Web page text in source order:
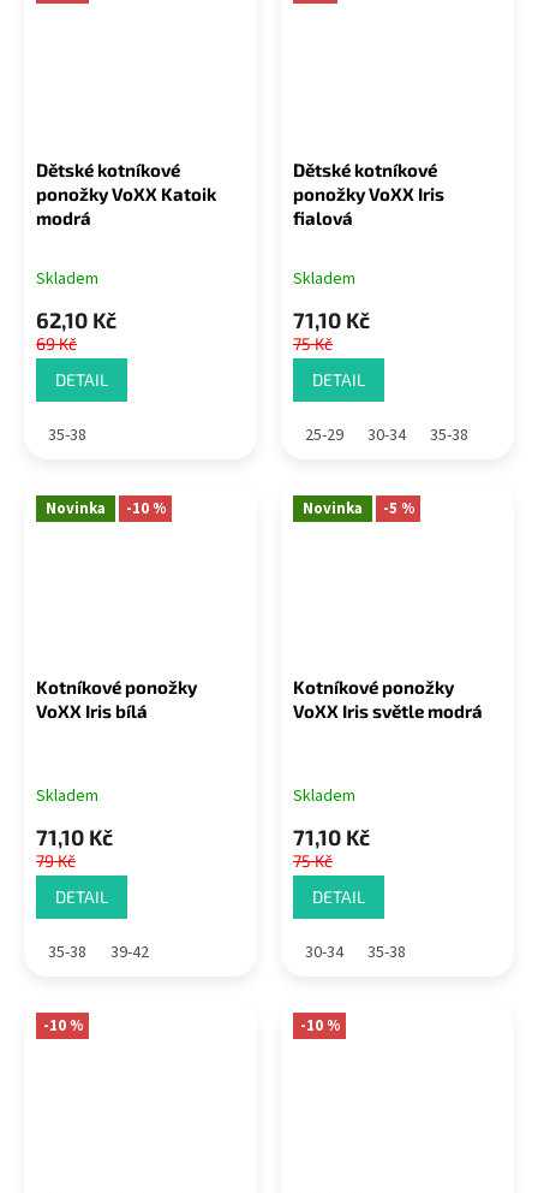
Dětské kotníkové
ponožky VoXX Katoik
modrá
Skladem
62,10 Kč
69 Kč
DETAIL
35-38
Dětské kotníkové
ponožky VoXX Iris
fialová
Skladem
71,10 Kč
75 Kč
DETAIL
25-29 30-34 35-38
Novinka -10 %
Kotníkové ponožky
VoXX Iris bílá
Skladem
71,10 Kč
79 Kč
DETAIL
35-38 39-42
Novinka -5 %
Kotníkové ponožky
VoXX Iris světle modrá
Skladem
71,10 Kč
75 Kč
DETAIL
30-34 35-38
-10 % -10 %